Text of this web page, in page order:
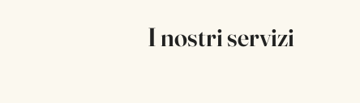
I nostri servizi